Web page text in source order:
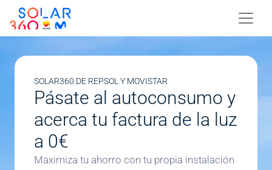
Skip to main content
Image
SOLAR360 DE REPSOL Y MOVISTAR
Pásate al autoconsumo y
acerca tu factura de la luz
a 0€
Maximiza tu ahorro con tu propia instalación